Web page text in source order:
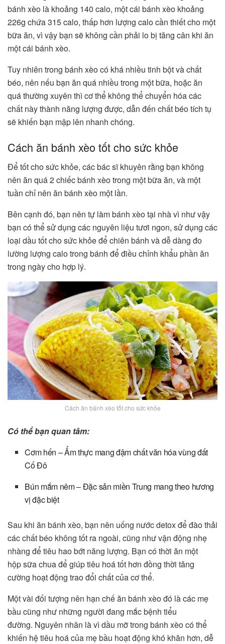
bánh xèo là khoảng 140 calo, một cái bánh xèo khoảng
226g chứa 315 calo, thấp hơn lượng calo cần thiết cho một
bữa ăn, vì vậy bạn sẽ không cần phải lo bị tăng cân khi ăn
một cái bánh xèo.
Tuy nhiên trong bánh xèo có khá nhiều tinh bột và chất
béo, nên nếu bạn ăn quá nhiều trong một bữa, hoặc ăn
quá thường xuyên thì cơ thể không thể chuyển hóa các
chất này thành năng lượng được, dẫn đến chất béo tích tụ
sẽ khiến bạn mập lên nhanh chóng.
Cách ăn bánh xèo tốt cho sức khỏe
Để tốt cho sức khỏe, các bác sĩ khuyên rằng bạn không
nên ăn quá 2 chiếc bánh xèo trong một bữa ăn, và một
tuần chỉ nên ăn bánh xèo một lần.
Bên cạnh đó, bạn nên tự làm bánh xèo tại nhà vì như vậy
bạn có thể sử dụng các nguyên liệu tươi ngon, sử dụng các
loại dầu tốt cho sức khỏe để chiên bánh và dễ dàng đo
lường lượng calo trong bánh để điều chỉnh khẩu phần ăn
trong ngày cho hợp lý.
Cách ăn bánh xèo tốt cho sức khỏe
Có thể bạn quan tâm:
Cơm hến – Ẩm thực mang đậm chất văn hóa vùng đất
Cố Đô
Bún mắm nêm – Đặc sản miền Trung mang theo hương
vị đặc biệt
Sau khi ăn bánh xèo, bạn nên uống nước detox để đào thải
các chất béo không tốt ra ngoài, cũng như vận động nhẹ
nhàng để tiêu hao bớt năng lượng. Bạn có thời ăn một
hộp sữa chua để giúp tiêu hoá tốt hơn đồng thời tăng
cường hoạt động trao đổi chất của cơ thể.
Một vài đối tượng nên hạn chế ăn bánh xèo đó là các mẹ
bầu cũng như những người đang mắc bệnh tiểu
đường. Nguyên nhân là vì dầu mỡ trong bánh xèo có thể
khiến hệ tiêu hoá của mẹ bầu hoạt động khó khăn hơn, dễ